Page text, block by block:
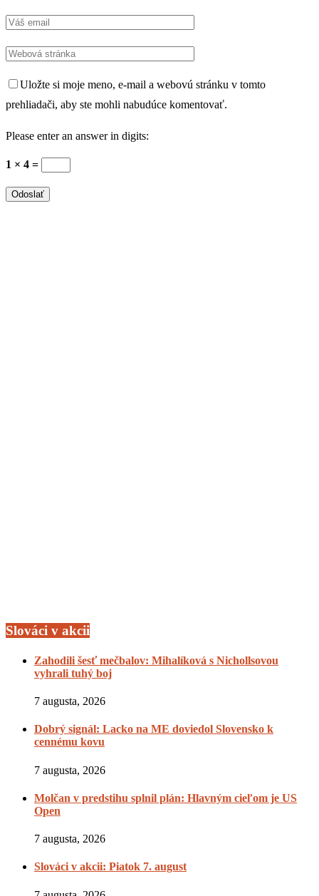
Uložte si moje meno, e-mail a webovú stránku v tomto
prehliadači, aby ste mohli nabudúce komentovať.
Please enter an answer in digits:
1 × 4 =
Slováci v akcii
Zahodili šesť mečbalov: Mihalíková s Nichollsovou
vyhrali tuhý boj
7 augusta, 2026
Dobrý signál: Lacko na ME doviedol Slovensko k
cennému kovu
7 augusta, 2026
Molčan v predstihu splnil plán: Hlavným cieľom je US
Open
7 augusta, 2026
Slováci v akcii: Piatok 7. august